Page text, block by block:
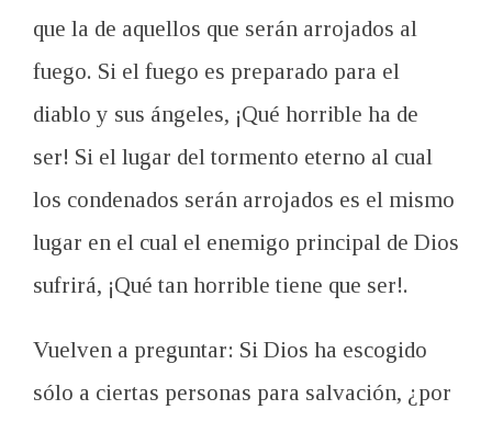
que la de aquellos que serán arrojados al
fuego. Si el fuego es preparado para el
diablo y sus ángeles, ¡Qué horrible ha de
ser! Si el lugar del tormento eterno al cual
los condenados serán arrojados es el mismo
lugar en el cual el enemigo principal de Dios
sufrirá, ¡Qué tan horrible tiene que ser!.
Vuelven a preguntar: Si Dios ha escogido
sólo a ciertas personas para salvación, ¿por